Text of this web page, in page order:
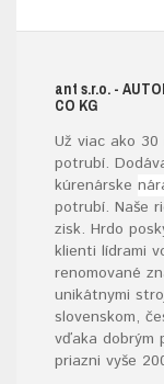
ant s.r.o. -
CO KG
Už viac ako
potrubí.
kúrenárske
potrubí. Naše
zisk. Hrdo
klienti lídrami
renomované
unikátnymi
slovenskom,
vďaka dobrým
priazni vyše